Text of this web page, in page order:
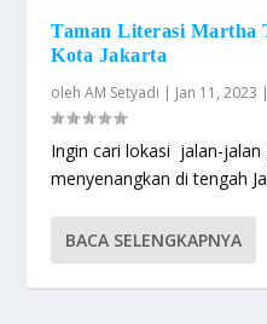
Taman Literasi Martha
Kota Jakarta
olehAM Setyadi | Jan 11, 2023 |
Ingin cari lokasi jalan-jalan
menyenangkan di tengah
BACA SELENGKAPNYA